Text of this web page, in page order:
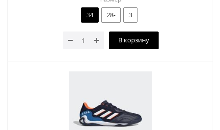
34 28- 3
В корзину